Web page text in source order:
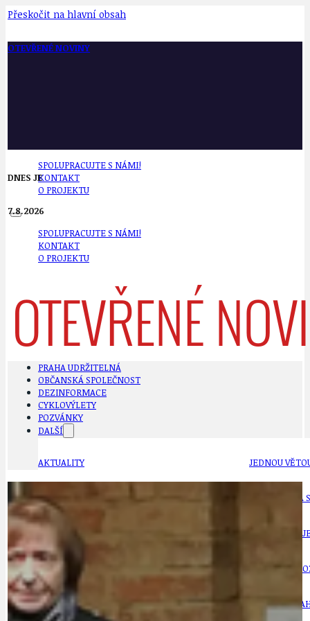
Přeskočit na hlavní obsah
OTEVŘENÉ NOVINY
SPOLUPRACUJTE S NÁMI!
KONTAKT
O PROJEKTU
SPOLUPRACUJTE S NÁMI!
KONTAKT
O PROJEKTU
DNES JE
7.8.2026
PRAHA UDRŽITELNÁ
OBČANSKÁ SPOLEČNOST
DEZINFORMACE
CYKLOVÝLETY
POZVÁNKY
DALŠÍ
AKTUALITY
BÁSNĚ. FEJETONY. SATIRA
CYKLOVÝLETY
DATA A VÝROČÍ
DEZINFORMACE
JEDNOU
KLÁNOVICKÁ
KRUHOVÝ
KULTURNÍ
NÁDRAŽÍ